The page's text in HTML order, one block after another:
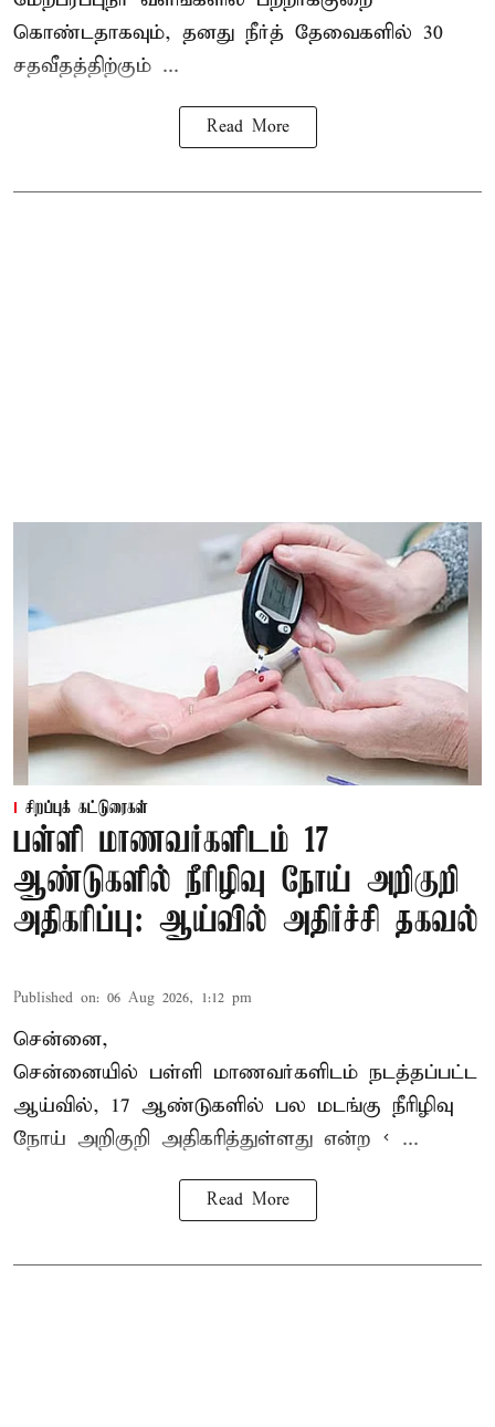
கொண்டதாகவும், தனது நீர்த் தேவைகளில் 30
சதவீதத்திற்கும் ...
Read More
சிறப்புக் கட்டுரைகள்
பள்ளி மாணவர்களிடம் 17
ஆண்டுகளில் நீரிழிவு நோய் அறிகுறி
அதிகரிப்பு: ஆய்வில் அதிர்ச்சி தகவல்
Published on: 06 Aug 2026, 1:12 pm
சென்னை,
சென்னையில் பள்ளி மாணவர்களிடம் நடத்தப்பட்ட
ஆய்வில், 17 ஆண்டுகளில் பல மடங்கு நீரிழிவு
நோய் அறிகுறி அதிகரித்துள்ளது என்ற < ...
Read More